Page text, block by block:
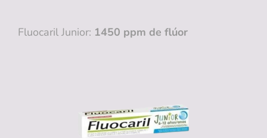
Fluocaril Junior: 1450 ppm de flúor